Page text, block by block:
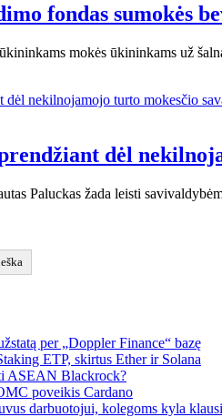
fondas sumokės
mokės ūkininkams už
dėl
Paluckas žada leisti
per „Doppler Finance“ bazę
ETP, skirtus Ether ir Solana
ASEAN Blackrock?
poveikis Cardano
darbuotojui, kolegoms kyla